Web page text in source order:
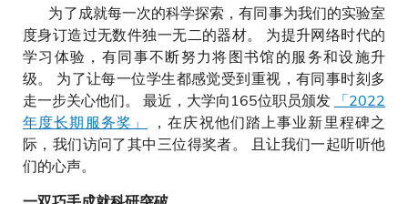
为了成就每一次的科学探索，有同事为我们的实验室
度身订造过无数件独一无二的器材。 为提升网络时代的
学习体验，有同事不断努力将图书馆的服务和设施升
级。 为了让每一位学生都感觉受到重视，有同事时刻多
走一步关心他们。 最近，大学向165位职员颁发
「2022
年度长期服务奖」
，在庆祝他们踏上事业新里程碑之
际，我们访问了其中三位得奖者。 且让我们一起听听他
们的心声。